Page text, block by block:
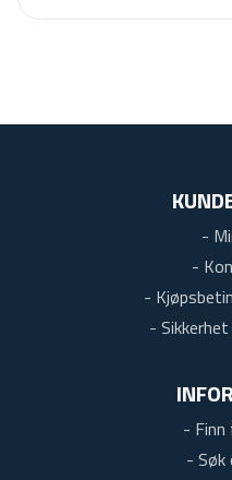
-
-
-
-
- Finn
- Søk